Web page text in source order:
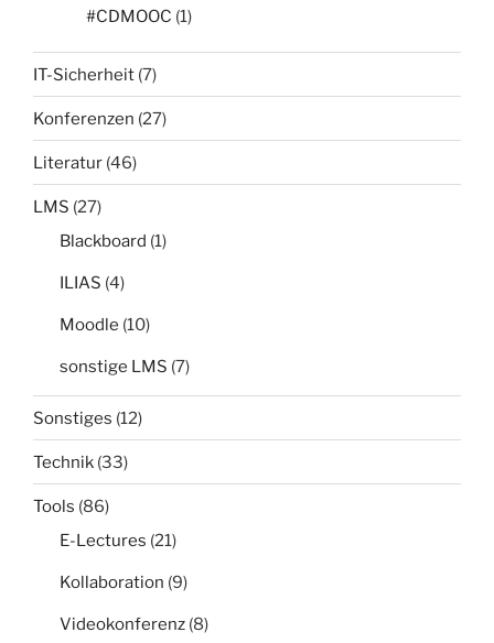
#CDMOOC (1)
IT-Sicherheit (7)
Konferenzen (27)
Literatur (46)
LMS (27)
Blackboard (1)
ILIAS (4)
Moodle (10)
sonstige LMS (7)
Sonstiges (12)
Technik (33)
Tools (86)
E-Lectures (21)
Kollaboration (9)
Videokonferenz (8)